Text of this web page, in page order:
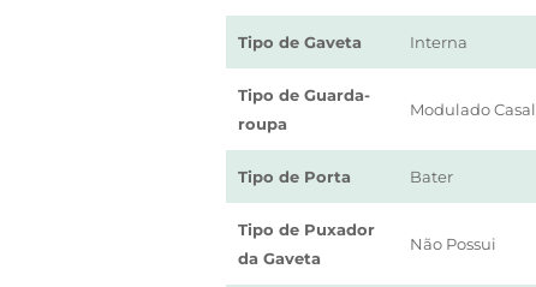
Tipo de Gaveta Interna
Tipo de Guarda-
roupa
Modulado Casal
Tipo de Porta Bater
Tipo de Puxador
da Gaveta
Não Possui